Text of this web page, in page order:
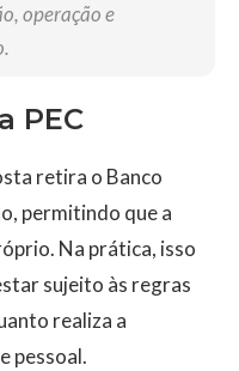
operação e
PEC
retira o Banco
permitindo que a
Na prática, isso
sujeito às regras
realiza a
pessoal.